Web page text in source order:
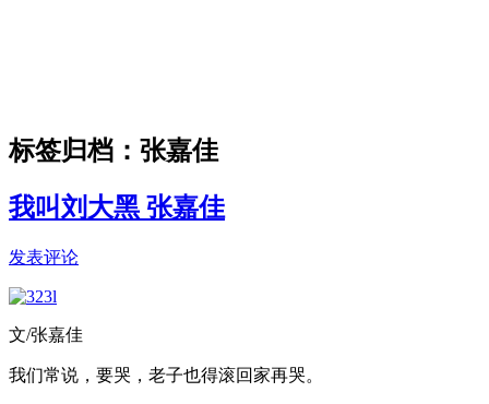
标签归档： 张嘉佳
我叫刘大黑 张嘉佳
发表评论
文/张嘉佳
我们常说，要哭，老子也得滚回家再哭。